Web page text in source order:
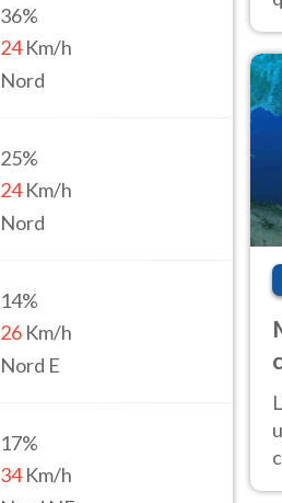
36%
24Km/h
Nord
25%
24Km/h
Nord
14%
26 Km/h
Nord E
17%
34Km/h